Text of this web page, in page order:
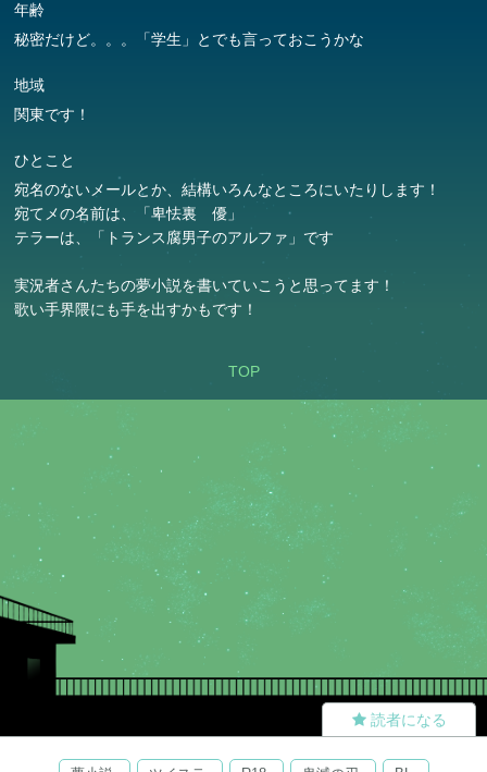
年齢
秘密だけど。。。「学生」とでも言っておこうかな
地域
関東です！
ひとこと
宛名のないメールとか、結構いろんなところにいたりします！
宛てメの名前は、「卑怯裏 優」
テラーは、「トランス腐男子のアルファ」です
実況者さんたちの夢小説を書いていこうと思ってます！
歌い手界隈にも手を出すかもです！
TOP
読者になる